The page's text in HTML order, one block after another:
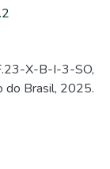
X-B-I-3-SO,
do Brasil, 2025.